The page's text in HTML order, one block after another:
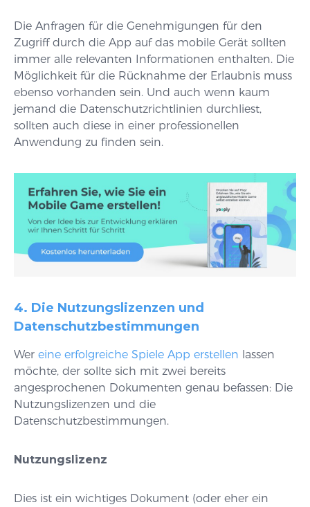
Die Anfragen für die Genehmigungen für den
Zugriff durch die App auf das mobile Gerät sollten
immer alle relevanten Informationen enthalten. Die
Möglichkeit für die Rücknahme der Erlaubnis muss
ebenso vorhanden sein. Und auch wenn kaum
jemand die Datenschutzrichtlinien durchliest,
sollten auch diese in einer professionellen
Anwendung zu finden sein.
4. Die Nutzungslizenzen und
Datenschutzbestimmungen
Wer eine erfolgreiche Spiele App erstellen lassen
möchte, der sollte sich mit zwei bereits
angesprochenen Dokumenten genau befassen: Die
Nutzungslizenzen und die
Datenschutzbestimmungen.
Nutzungslizenz
Dies ist ein wichtiges Dokument (oder eher ein